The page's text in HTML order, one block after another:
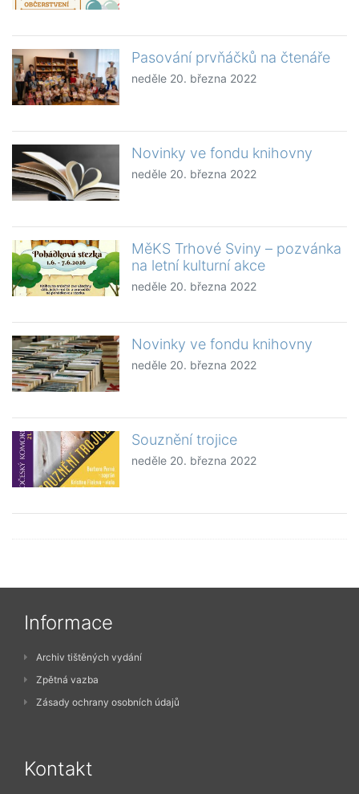
Pasování prvňáčků na čtenáře
neděle 20. března 2022
Novinky ve fondu knihovny
neděle 20. března 2022
MěKS Trhové Sviny – pozvánka
na letní kulturní akce
neděle 20. března 2022
Novinky ve fondu knihovny
neděle 20. března 2022
Souznění trojice
neděle 20. března 2022
Informace
Archiv tištěných vydání
Zpětná vazba
Zásady ochrany osobních údajů
Kontakt